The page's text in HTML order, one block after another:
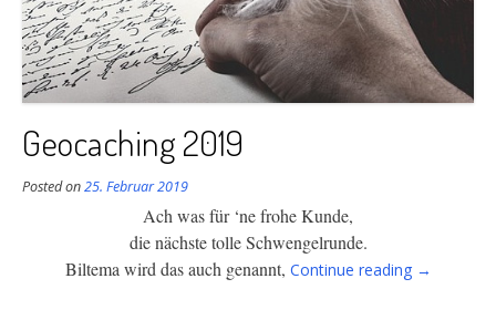
Geocaching 2019
Posted on25. Februar 2019
Ach was für ‘ne frohe Kunde,
die nächste tolle Schwengelrunde.
Biltema wird das auch genannt, Continue reading →